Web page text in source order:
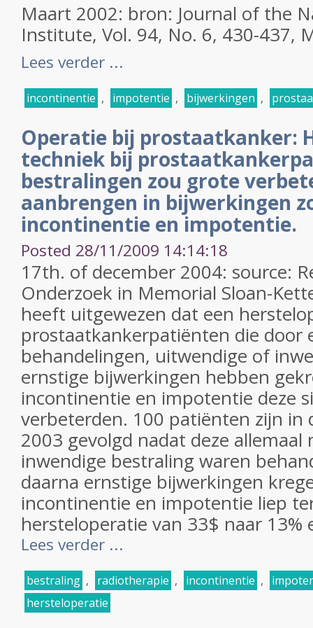
Maart 2002: bron: Journal of the
Institute, Vol. 94, No. 6, 430-437,
Lees verder ...
incontinentie , impotentie , bijwerkingen ,
Operatie bij prostaatkanker:
techniek bij
bestralingen zou grote
aanbrengen in bijwerkingen
incontinentie en impotentie.
Posted 28/11/2009 14:14:18
17th. of december 2004: source:
Onderzoek in Memorial Sloan-
heeft uitgewezen dat een
prostaatkankerpatiënten die door
behandelingen, uitwendige of
ernstige bijwerkingen hebben
incontinentie en impotentie deze
verbeterden. 100 patiënten zijn in
2003 gevolgd nadat deze
inwendige bestraling waren
daarna ernstige bijwerkingen
incontinentie en impotentie liep
hersteloperatie van 33$ naar 13%
Lees verder ...
bestraling , radiotherapie , incontinentie ,
hersteloperatie